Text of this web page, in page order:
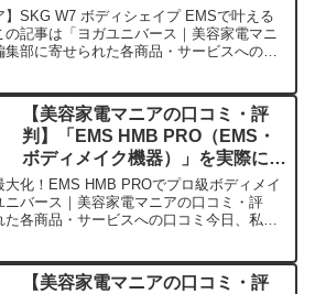
器）」を実際に使ってみた正直感
想
】SKG W7 ボディシェイプ EMSで叶える
記事は「ヨガユニバース｜美容家電マニ
部に寄せられた各商品・サービスへの口
【美容家電マニアの口コミ・評
判】「EMS HMB PRO（EMS・
ボディメイク機器）」を実際に使
ってみた正直感想
化！EMS HMB PROでプロ級ボディメイ
バース｜美容家電マニアの口コミ・評
各商品・サービスへの口コミ今日、私が
【美容家電マニアの口コミ・評